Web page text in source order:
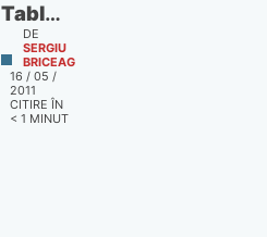
Tableta
HTC
Flyer,
disponibilă
deja în
DE
SERGIU
BRICEAG
16 / 05 /
2011
CITIRE ÎN
< 1 MINUT